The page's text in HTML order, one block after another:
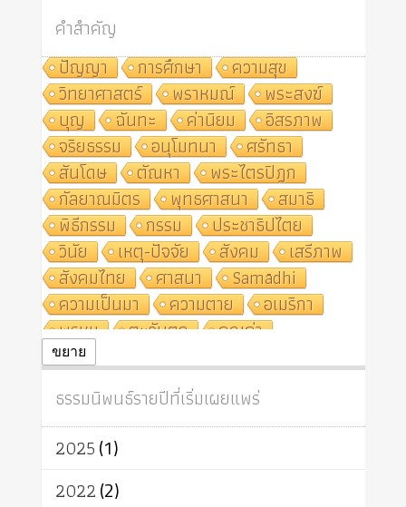
คำสำคัญ
ปัญญา
การศึกษา
ความสุข
วิทยาศาสตร์
พราหมณ์
พระสงฆ์
บุญ
ฉันทะ ค่านิยม
อิสรภาพ
จริยธรรม
อนุโมทนา
ศรัทธา
สันโดษ
ตัณหา
พระไตรปิฎก
กัลยาณมิตร
พุทธศาสนา
สมาธิ
พิธีกรรม
กรรม
ประชาธิปไตย
วินัย
เหตุ-ปัจจัย สังคม
เสรีภาพ
สังคมไทย
ศาสนา
Samādhi
ความเป็นมา
ความตาย
อเมริกา
พรหม
ตะวันตก
คุณค่า
ปฏิจจสมุปบาท
ศาสนาประจำชาติ
อินเดีย
ผู้บริโภค
ธรรมาธิปไตย
จักร
การแยกรัฐกับศาสนา
ธรรมชาติ
เทคโนโลยี
สิทธิ
พุทธบริษัท
ขยาย
ธรรมนิพนธ์รายปีที่เริ่มเผยแพร่
2025(1)
2022(2)